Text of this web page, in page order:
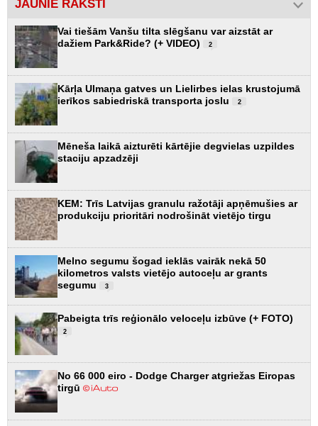
JAUNIE RAKSTI
Vai tiešām Vanšu tilta slēgšanu var aizstāt ar
dažiem Park&Ride? (+ VIDEO)
2
Kārļa Ulmaņa gatves un Lielirbes ielas krustojumā
ierīkos sabiedriskā transporta joslu
2
Mēneša laikā aizturēti kārtējie degvielas uzpildes
staciju apzadzēji
KEM: Trīs Latvijas granulu ražotāji apņēmušies ar
produkciju prioritāri nodrošināt vietējo tirgu
Melno segumu šogad ieklās vairāk nekā 50
kilometros valsts vietējo autoceļu ar grants
segumu
3
Pabeigta trīs reģionālo veloceļu izbūve (+ FOTO)
2
No 66 000 eiro - Dodge Charger atgriežas Eiropas
tirgū